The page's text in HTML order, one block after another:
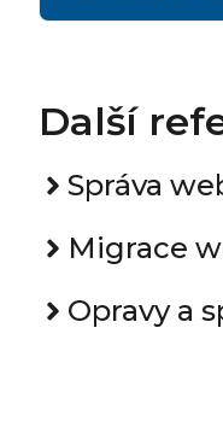
Další
Správa
Migrace
Opravy a